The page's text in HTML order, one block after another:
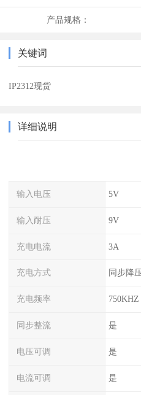
产品规格：
关键词
IP2312现货
详细说明
输入电压 5V
输入耐压 9V
充电电流 3A
充电方式 同步降
充电频率 750KHZ
同步整流 是
电压可调 是
电流可调 是